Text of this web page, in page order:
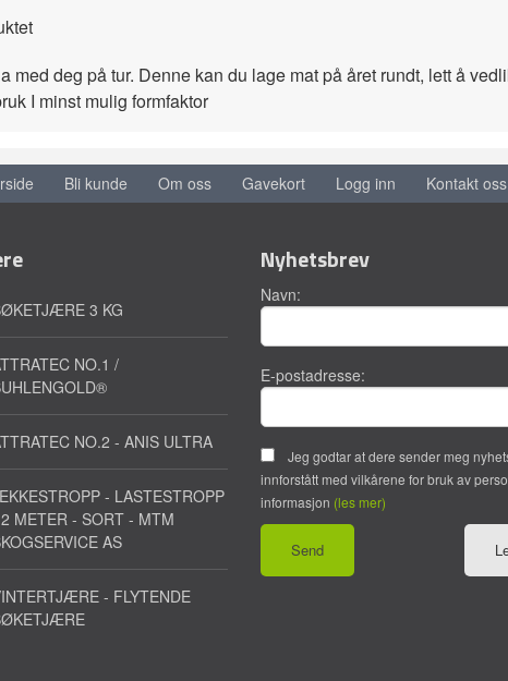
med deg på tur. Denne kan du lage mat på året rundt, lett å
I minst mulig formfaktor
Bli kunde Om oss Gavekort Logg inn Kontakt oss
3 KG
NO.1 /
NO.2 - ANIS ULTRA
- LASTESTROPP
METER - SORT - MTM
AS
- FLYTENDE
Nyhetsbrev
Navn:
E-postadresse:
Jeg godtar at dere sender meg
innforstått med vilkårene for bruk av
informasjon (les mer)